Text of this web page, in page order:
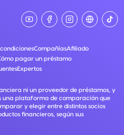
CompañíasAfiliado
pagar un préstamo
Expertos
ni un proveedor de préstamos, y
una plataforma de comparación que
y elegir entre distintos socios
financieros, según sus